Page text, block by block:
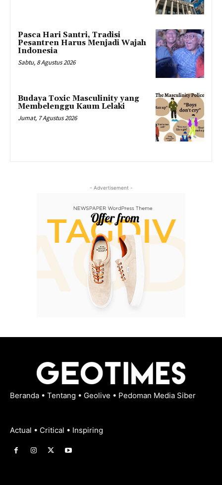
Pasca Hari Santri, Tradisi
Pesantren Harus Menjadi Wajah
Indonesia
Sabtu, 8 Agustus 2026
Budaya Toxic Masculinity yang
Membelenggu Kaum Lelaki
Jumat, 7 Agustus 2026
- Advertisement -
Beranda • Tentang • Geolive • Pedoman Media Siber
Actual • Critical • Inspiring